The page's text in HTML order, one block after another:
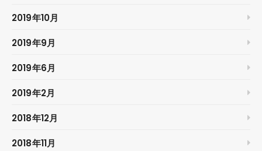
2019年10月
2019年9月
2019年6月
2019年2月
2018年12月
2018年11月